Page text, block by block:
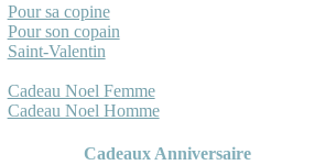
Pour sa copine
Pour son copain
Saint-Valentin
Cadeau Noel Femme
Cadeau Noel Homme
Cadeaux Anniversaire